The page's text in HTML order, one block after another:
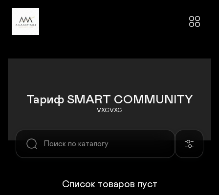
Тариф SMART COMMUNITY
VXCVXC
Список товаров пуст